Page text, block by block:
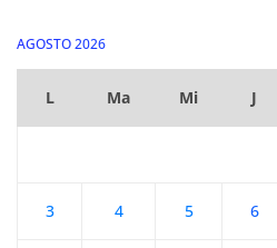
AGOSTO 2026
L Ma Mi J
3 4 5 6